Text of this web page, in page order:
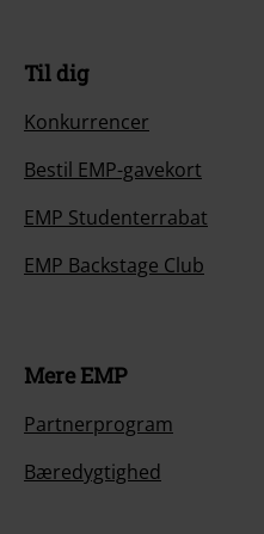
Til dig
Konkurrencer
Bestil EMP-gavekort
EMP Studenterrabat
EMP Backstage Club
Mere EMP
Partnerprogram
Bæredygtighed